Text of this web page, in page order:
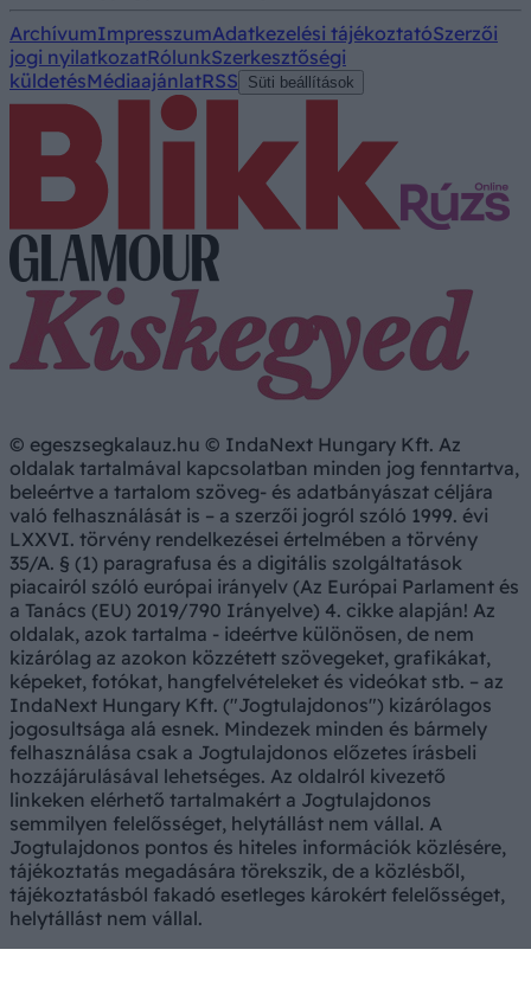
ArchívumImpresszumAdatkezelési tájékoztatóSzerzői
jogi nyilatkozatRólunkSzerkesztőségi
küldetésMédiaajánlatRSS Süti beállítások
© egeszsegkalauz.hu © IndaNext Hungary Kft. Az
oldalak tartalmával kapcsolatban minden jog fenntartva,
beleértve a tartalom szöveg- és adatbányászat céljára
való felhasználását is – a szerzői jogról szóló 1999. évi
LXXVI. törvény rendelkezései értelmében a törvény
35/A. § (1) paragrafusa és a digitális szolgáltatások
piacairól szóló európai irányelv (Az Európai Parlament és
a Tanács (EU) 2019/790 Irányelve) 4. cikke alapján! Az
oldalak, azok tartalma - ideértve különösen, de nem
kizárólag az azokon közzétett szövegeket, grafikákat,
képeket, fotókat, hangfelvételeket és videókat stb. – az
IndaNext Hungary Kft. ("Jogtulajdonos") kizárólagos
jogosultsága alá esnek. Mindezek minden és bármely
felhasználása csak a Jogtulajdonos előzetes írásbeli
hozzájárulásával lehetséges. Az oldalról kivezető
linkeken elérhető tartalmakért a Jogtulajdonos
semmilyen felelősséget, helytállást nem vállal. A
Jogtulajdonos pontos és hiteles információk közlésére,
tájékoztatás megadására törekszik, de a közlésből,
tájékoztatásból fakadó esetleges károkért felelősséget,
helytállást nem vállal.